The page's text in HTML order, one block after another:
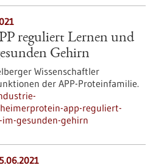
reguliert Lernen und
Gehirn
Wissenschaftler
der APP-Proteinfamilie.
app-reguliert-
gesunden-gehirn